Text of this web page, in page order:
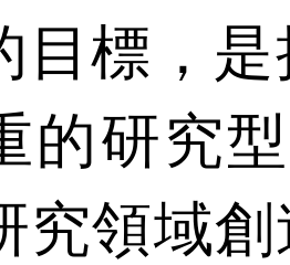
目標，
的研究
究領域